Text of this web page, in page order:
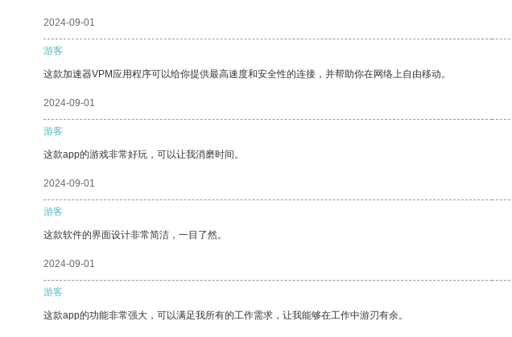
2024-09-01
游客
这款加速器VPM应用程序可以给你提供最高速度和安全性的连接，并帮助你在网络上自由移动。
2024-09-01
游客
这款app的游戏非常好玩，可以让我消磨时间。
2024-09-01
游客
这款软件的界面设计非常简洁，一目了然。
2024-09-01
游客
这款app的功能非常强大，可以满足我所有的工作需求，让我能够在工作中游刃有余。